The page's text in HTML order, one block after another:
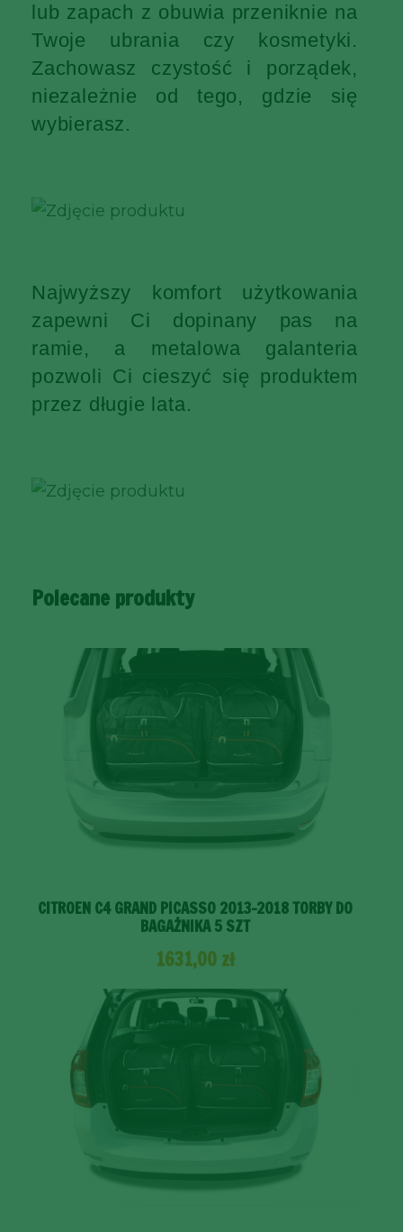
lub zapach z obuwia przeniknie na
Twoje ubrania czy kosmetyki.
Zachowasz czystość i porządek,
niezależnie od tego, gdzie się
wybierasz.
Najwyższy komfort użytkowania
zapewni Ci dopinany pas na
ramie, a metalowa galanteria
pozwoli Ci cieszyć się produktem
przez długie lata.
Polecane produkty
CITROEN C4 GRAND PICASSO 2013-2018 TORBY DO
BAGAŻNIKA 5 SZT
1631,00 zł